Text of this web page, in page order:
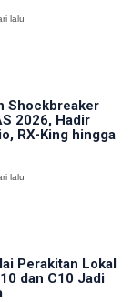
lalu
Shockbreaker
2026, Hadir
RX-King hingga
lalu
Perakitan Lokal
dan C10 Jadi